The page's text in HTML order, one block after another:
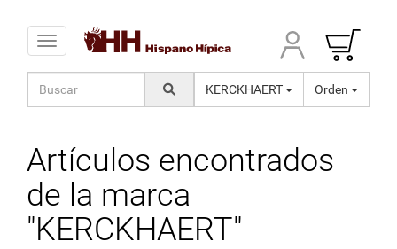
Toggle navigation
KERCKHAERT Orden
Artículos encontrados
de la marca
"KERCKHAERT"